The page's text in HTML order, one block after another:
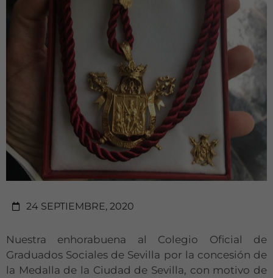
24 SEPTIEMBRE, 2020
Nuestra enhorabuena al Colegio Oficial de
Graduados Sociales de Sevilla por la concesión de
la Medalla de la Ciudad de Sevilla, con motivo de